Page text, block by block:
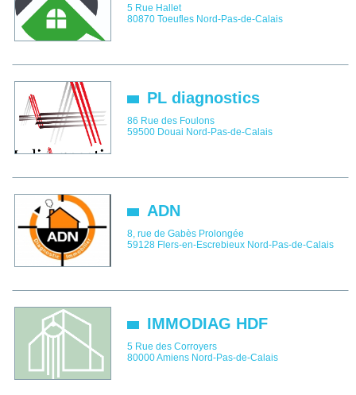
5 Rue Hallet
80870 Toeufles Nord-Pas-de-Calais
PL diagnostics
86 Rue des Foulons
59500 Douai Nord-Pas-de-Calais
ADN
8, rue de Gabès Prolongée
59128 Flers-en-Escrebieux Nord-Pas-de-Calais
IMMODIAG HDF
5 Rue des Corroyers
80000Amiens Nord-Pas-de-Calais